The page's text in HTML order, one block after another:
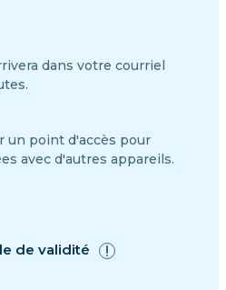
dans votre courriel
un point d'accès pour
avec d'autres appareils.
de validité